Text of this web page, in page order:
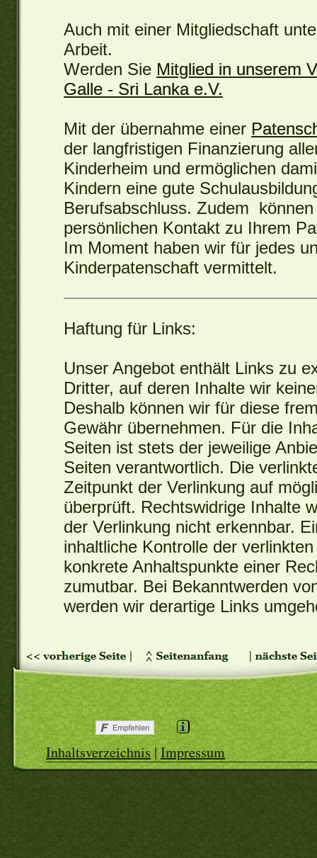
Auch mit einer Mitgliedschaft
Arbeit.
Werden Sie Mitglied in unserem
Galle - Sri Lanka e.V.
Mit der übernahme einer
der langfristigen Finanzierung
Kinderheim und ermöglichen
Kindern eine gute
Berufsabschluss. Zudem
persönlichen Kontakt zu Ihrem
Im Moment haben wir für jedes
Kinderpatenschaft vermittelt.
Haftung für Links:
Unser Angebot enthält Links zu
Dritter, auf deren Inhalte wir
Deshalb können wir für diese
Gewähr übernehmen. Für die
Seiten ist stets der jeweilige
Seiten verantwortlich. Die
Zeitpunkt der Verlinkung auf
überprüft. Rechtswidrige Inhalte
der Verlinkung nicht erkennbar.
inhaltliche Kontrolle der
konkrete Anhaltspunkte einer
zumutbar. Bei Bekanntwerden
werden wir derartige Links
Inhaltsverzeichnis|Impressum